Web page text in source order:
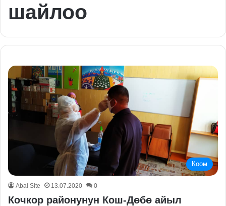
шайлоо
Коом
Abal Site 13.07.2020 0
Кочкор районунун Кош-Дөбө айыл